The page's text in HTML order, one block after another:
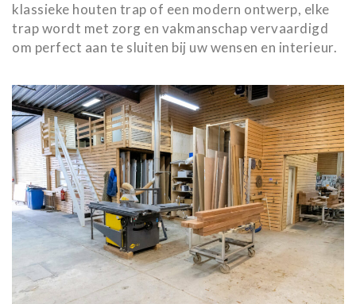
klassieke houten trap of een modern ontwerp, elke
trap wordt met zorg en vakmanschap vervaardigd
om perfect aan te sluiten bij uw wensen en interieur.